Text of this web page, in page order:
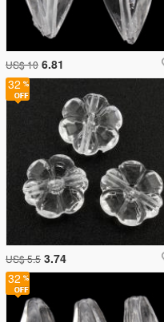
US$ 10 6.81
32
US$ 5.5 3.74
32